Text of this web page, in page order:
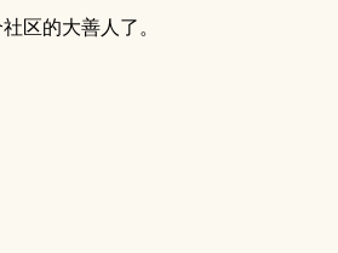
区的大善人了。